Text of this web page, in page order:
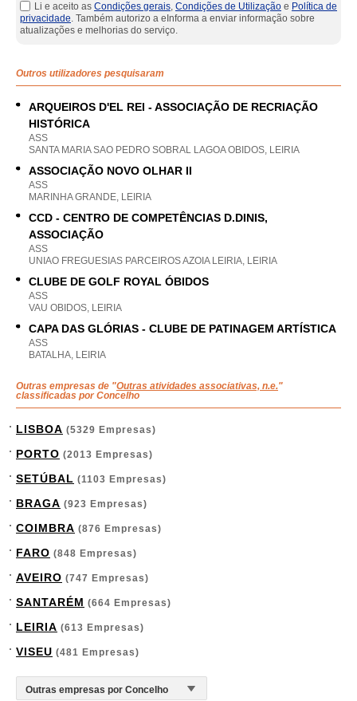
Li e aceito as Condições gerais, Condições de Utilização e Política de
privacidade. Também autorizo a eInforma a enviar informação sobre
atualizações e melhorias do serviço.
Outros utilizadores pesquisaram
ARQUEIROS D'EL REI - ASSOCIAÇÃO DE RECRIAÇÃO
HISTÓRICA
ASS
SANTA MARIA SAO PEDRO SOBRAL LAGOA OBIDOS, LEIRIA
ASSOCIAÇÃO NOVO OLHAR II
ASS
MARINHA GRANDE, LEIRIA
CCD - CENTRO DE COMPETÊNCIAS D.DINIS,
ASSOCIAÇÃO
ASS
UNIAO FREGUESIAS PARCEIROS AZOIA LEIRIA, LEIRIA
CLUBE DE GOLF ROYAL ÓBIDOS
ASS
VAU OBIDOS, LEIRIA
CAPA DAS GLÓRIAS - CLUBE DE PATINAGEM ARTÍSTICA
ASS
BATALHA, LEIRIA
Outras empresas de "Outras atividades associativas, n.e."
classificadas por Concelho
LISBOA (5329 Empresas)
PORTO (2013 Empresas)
SETÚBAL (1103 Empresas)
BRAGA (923 Empresas)
COIMBRA (876 Empresas)
FARO (848 Empresas)
AVEIRO (747 Empresas)
SANTARÉM (664 Empresas)
LEIRIA (613 Empresas)
VISEU (481 Empresas)